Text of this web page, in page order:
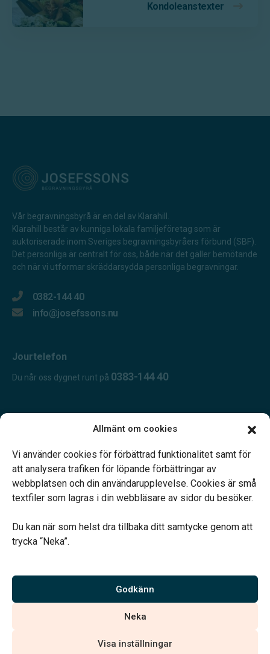
Allmänt om cookies
Vi använder cookies för förbättrad funktionalitet samt för
att analysera trafiken för löpande förbättringar av
webbplatsen och din användarupplevelse. Cookies är små
textfiler som lagras i din webbläsare av sidor du besöker.
Du kan när som helst dra tillbaka ditt samtycke genom att
trycka “Neka”.
Godkänn
Neka
Visa inställningar
Kondoleanstexter
Vår begravningsbyrå är en del av Klarahill.
Klarahill består av kunniga lokala familjeföretag som är
auktoriserade inom Sveriges begravningsbyråers förbund (SBF).
Det personliga är centralt för oss, både när det gäller bemötande
och när vi utformar skräddarsydda personliga begravningar.
0382-144 40
info@josefssons.nu
Jourtelefon
Du når oss dygnet runt på 0383-144 40
Telefonjour dygnet runt.
Vårt systerbolag Verahill hjälper dig med familjejuridiken –
Vi är auktoriserade av Sveriges Begravningsbyråers Förbund och
har högt ställda krav på utbildning, kvalitet, miljö och arbetsmiljö.